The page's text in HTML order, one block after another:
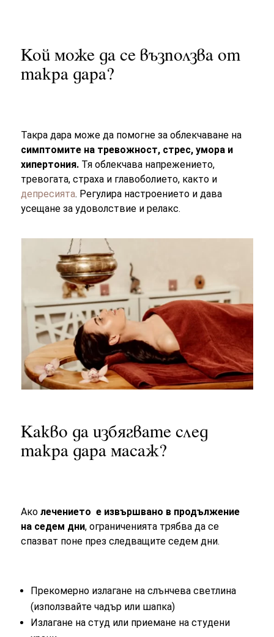
Кой може да се възползва от
такра дара?
Такра дара може да помогне за облекчаване на
симптомите на тревожност, стрес, умора и
хипертония. Тя облекчава напрежението,
тревогата, страха и главоболието, както и
депресията. Регулира настроението и дава
усещане за удоволствие и релакс.
Какво да избягвате след
такра дара масаж?
Аколечението е извършвано в продължение
на седем дни, ограниченията трябва да се
спазват поне през следващите седем дни.
Прекомерно излагане на слънчева светлина
(използвайте чадър или шапка)
Излагане на студ или приемане на студени